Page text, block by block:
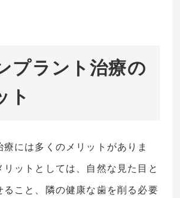
プラント治療の
ト
には多くのメリットがありま
ットとしては、自然な見た目と
こと、隣の健康な歯を削る必要